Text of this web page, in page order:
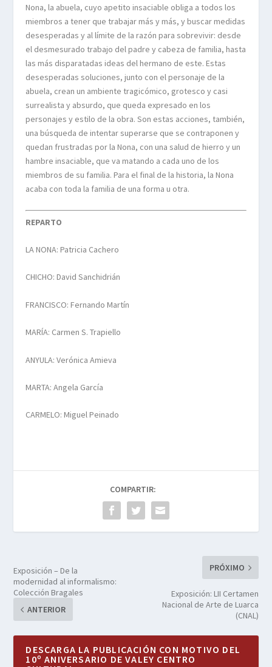
Nona, la abuela, cuyo apetito insaciable obliga a todos los
miembros a tener que trabajar más y más, y buscar medidas
desesperadas y al límite de la razón para sobrevivir: desde
el desmesurado trabajo del padre y cabeza de familia, hasta
las más disparatadas ideas del hermano de este. Estas
desesperadas soluciones, junto con el personaje de la
abuela, crean un ambiente tragicómico, grotesco y casi
surrealista y absurdo, que queda expresado en los
personajes y estilo de la obra. Son estas acciones, también,
una búsqueda de intentar superarse que se contraponen y
quedan frustradas por la Nona, con una salud de hierro y un
hambre insaciable, que va matando a cada uno de los
miembros de su familia. Para el final de la historia, la Nona
acaba con toda la familia de una forma u otra.
REPARTO
LA NONA: Patricia Cachero
CHICHO: David Sanchidrián
FRANCISCO: Fernando Martín
MARÍA: Carmen S. Trapiello
ANYULA: Verónica Amieva
MARTA: Angela García
CARMELO: Miguel Peinado
COMPARTIR:
Exposición – De la
modernidad al informalismo:
Colección Bragales
ANTERIOR
PRÓXIMO
Exposición: LII Certamen
Nacional de Arte de Luarca
(CNAL)
DESCARGA LA PUBLICACIÓN CON MOTIVO DEL
10º ANIVERSARIO DE VALEY CENTRO